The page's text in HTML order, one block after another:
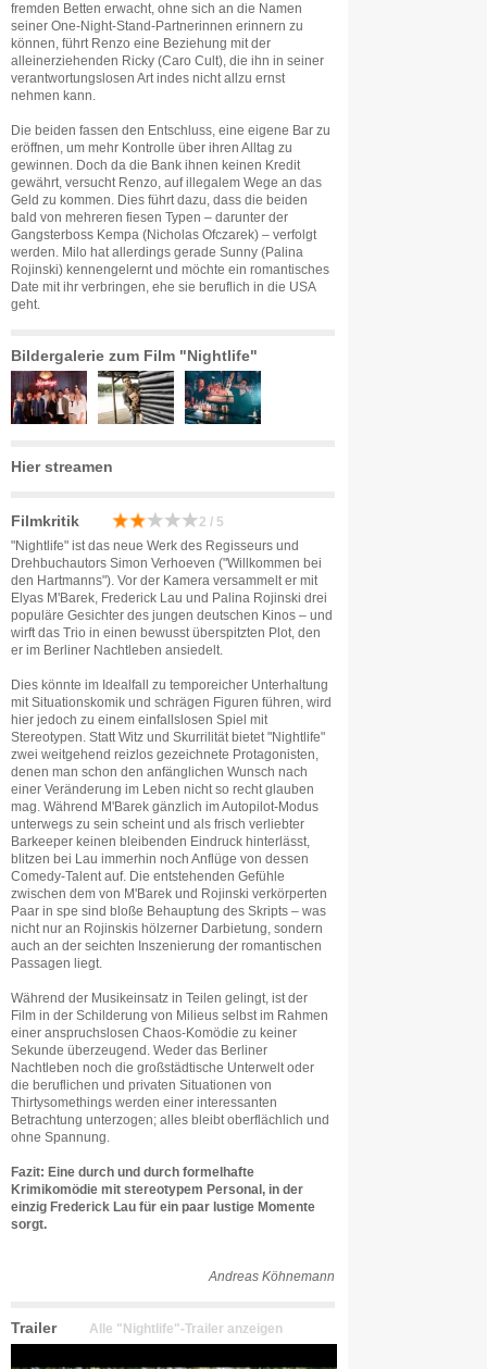
fremden Betten erwacht, ohne sich an die Namen
seiner One-Night-Stand-Partnerinnen erinnern zu
können, führt Renzo eine Beziehung mit der
alleinerziehenden Ricky (Caro Cult), die ihn in seiner
verantwortungslosen Art indes nicht allzu ernst
nehmen kann.
Die beiden fassen den Entschluss, eine eigene Bar zu
eröffnen, um mehr Kontrolle über ihren Alltag zu
gewinnen. Doch da die Bank ihnen keinen Kredit
gewährt, versucht Renzo, auf illegalem Wege an das
Geld zu kommen. Dies führt dazu, dass die beiden
bald von mehreren fiesen Typen – darunter der
Gangsterboss Kempa (Nicholas Ofczarek) – verfolgt
werden. Milo hat allerdings gerade Sunny (Palina
Rojinski) kennengelernt und möchte ein romantisches
Date mit ihr verbringen, ehe sie beruflich in die USA
geht.
Bildergalerie zum Film "Nightlife"
Hier streamen
Filmkritik 2 / 5
"Nightlife" ist das neue Werk des Regisseurs und
Drehbuchautors Simon Verhoeven ("Willkommen bei
den Hartmanns"). Vor der Kamera versammelt er mit
Elyas M'Barek, Frederick Lau und Palina Rojinski drei
populäre Gesichter des jungen deutschen Kinos – und
wirft das Trio in einen bewusst überspitzten Plot, den
er im Berliner Nachtleben ansiedelt.
Dies könnte im Idealfall zu temporeicher Unterhaltung
mit Situationskomik und schrägen Figuren führen, wird
hier jedoch zu einem einfallslosen Spiel mit
Stereotypen. Statt Witz und Skurrilität bietet "Nightlife"
zwei weitgehend reizlos gezeichnete Protagonisten,
denen man schon den anfänglichen Wunsch nach
einer Veränderung im Leben nicht so recht glauben
mag. Während M'Barek gänzlich im Autopilot-Modus
unterwegs zu sein scheint und als frisch verliebter
Barkeeper keinen bleibenden Eindruck hinterlässt,
blitzen bei Lau immerhin noch Anflüge von dessen
Comedy-Talent auf. Die entstehenden Gefühle
zwischen dem von M'Barek und Rojinski verkörperten
Paar in spe sind bloße Behauptung des Skripts – was
nicht nur an Rojinskis hölzerner Darbietung, sondern
auch an der seichten Inszenierung der romantischen
Passagen liegt.
Während der Musikeinsatz in Teilen gelingt, ist der
Film in der Schilderung von Milieus selbst im Rahmen
einer anspruchslosen Chaos-Komödie zu keiner
Sekunde überzeugend. Weder das Berliner
Nachtleben noch die großstädtische Unterwelt oder
die beruflichen und privaten Situationen von
Thirtysomethings werden einer interessanten
Betrachtung unterzogen; alles bleibt oberflächlich und
ohne Spannung.
Fazit: Eine durch und durch formelhafte
Krimikomödie mit stereotypem Personal, in der
einzig Frederick Lau für ein paar lustige Momente
sorgt.
Andreas Köhnemann
Trailer Alle "Nightlife"-Trailer anzeigen